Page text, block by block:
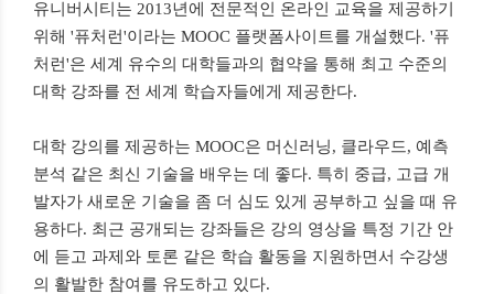
유니버시티는 2013년에 전문적인 온라인 교육을 제공하기
위해 '퓨처런'이라는 MOOC 플랫폼사이트를 개설했다. '퓨
처런'은 세계 유수의 대학들과의 협약을 통해 최고 수준의
대학 강좌를 전 세계 학습자들에게 제공한다.
대학 강의를 제공하는 MOOC은 머신러닝, 클라우드, 예측
분석 같은 최신 기술을 배우는 데 좋다. 특히 중급, 고급 개
발자가 새로운 기술을 좀 더 심도 있게 공부하고 싶을 때 유
용하다. 최근 공개되는 강좌들은 강의 영상을 특정 기간 안
에 듣고 과제와 토론 같은 학습 활동을 지원하면서 수강생
의 활발한 참여를 유도하고 있다.